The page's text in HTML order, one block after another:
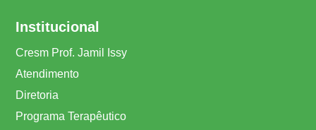
Institucional
Cresm Prof. Jamil Issy
Atendimento
Diretoria
Programa Terapêutico